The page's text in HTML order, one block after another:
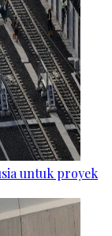
untuk proyek